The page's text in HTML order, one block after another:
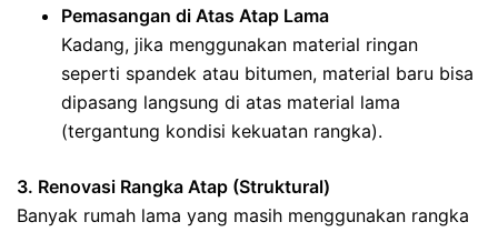
Pemasangan di Atas Atap Lama
Kadang, jika menggunakan material ringan
seperti spandek atau bitumen, material baru bisa
dipasang langsung di atas material lama
(tergantung kondisi kekuatan rangka).
3. Renovasi Rangka Atap (Struktural)
Banyak rumah lama yang masih menggunakan rangka